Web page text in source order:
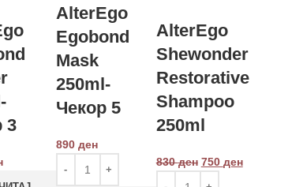
3
AlterEgo
Egobond
Mask
250ml-
Чекор 5
890 ден
AlterEgo
Shewonder
Restorative
Shampoo
250ml
830ден 750 ден